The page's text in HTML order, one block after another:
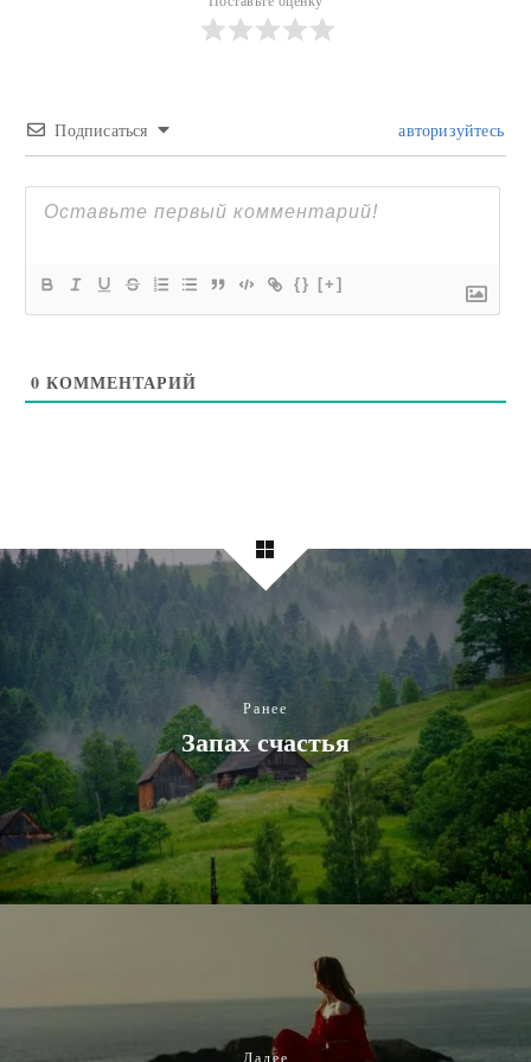
Подписаться авторизуйтесь
{} [+]
0 КОММЕНТАРИЙ
Ранее
Запах счастья
Далее